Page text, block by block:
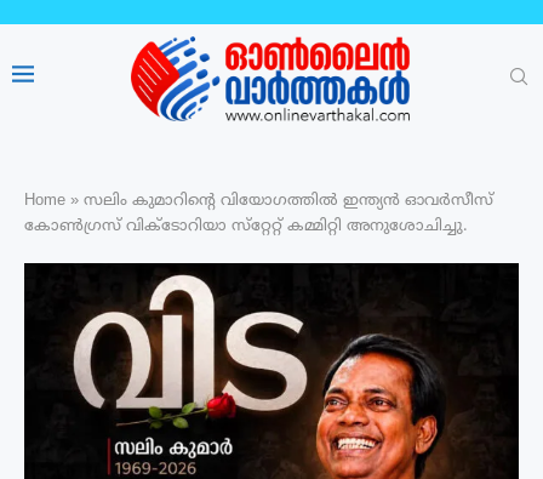
Home » സലിം കുമാറിൻ്റെ വിയോഗത്തിൽ ഇന്ത്യൻ ഓവർസീസ്
കോൺഗ്രസ് വിക്ടോറിയാ സ്‌റ്റേറ്റ് കമ്മിറ്റി അനുശോചിച്ചു.